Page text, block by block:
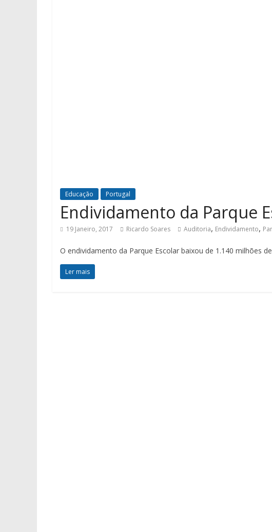
Educação Portugal
Endividamento da Parque
19 Janeiro, 2017 Ricardo Soares Auditoria, Endividamento,
O endividamento da Parque Escolar baixou de 1.140 milhões
Ler mais